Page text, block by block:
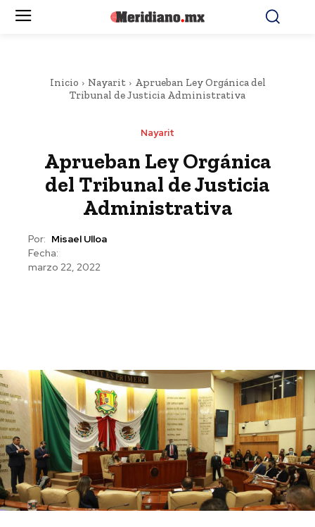
Inicio Nayarit
Aprueban Ley Orgánica del
Tribunal de Justicia Administrativa
Nayarit
Aprueban Ley Orgánica
del Tribunal de Justicia
Administrativa
Por: Misael Ulloa
Fecha:
marzo 22, 2022